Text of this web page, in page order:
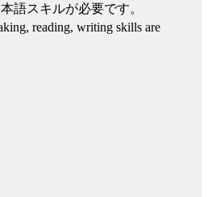
語スキルが必要です。
reading, writing skills are